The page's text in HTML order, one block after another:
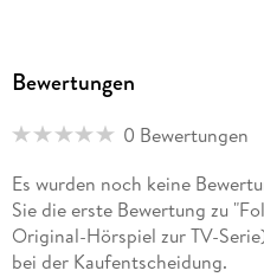
4029759140856
Bewertungen
0 Bewertungen
Es wurden noch keine
Sie die erste Bewertung zu
Original-Hörspiel zur TV-
bei der Kaufentscheidung.